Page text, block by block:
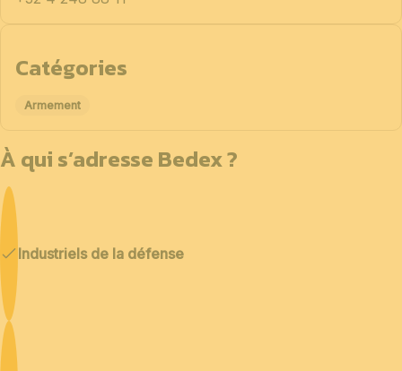
Catégories
Armement
À qui s’adresse Bedex ?
Industriels de la défense